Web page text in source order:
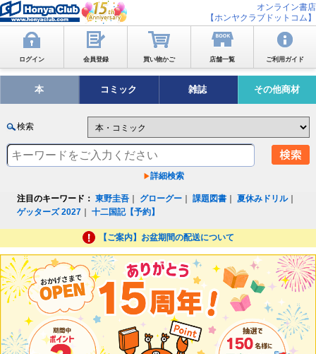
オンライン書店
【ホンヤクラブドットコム】
ログイン 会員登録 買い物かご 店舗一覧 ご利用ガイド
本 コミック 雑誌 その他商材
検索
詳細検索
注目のキーワード： 東野圭吾 グローグー ｜課題図書 ｜夏休みドリル｜
ゲッターズ 2027 ｜十二国記【予約】
【ご案内】お盆期間の配送について